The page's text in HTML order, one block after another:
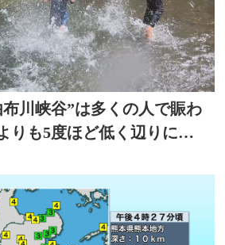
川峡谷”は多くの人で賑わ
も5度ほど低く辺りには